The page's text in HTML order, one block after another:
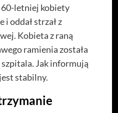
60-letniej kobiety
i oddał strzał z
Kobieta z raną
ramienia została
Jak informują
stabilny.